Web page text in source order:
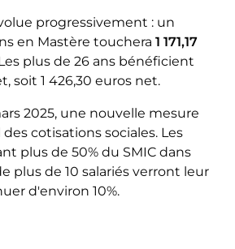
progressivement : un
en Mastère touchera 1 171,17
plus de 26 ans bénéficient
soit 1 426,30 euros net.
2025, une nouvelle mesure
cotisations sociales. Les
plus de 50% du SMIC dans
plus de 10 salariés verront leur
d'environ 10%.